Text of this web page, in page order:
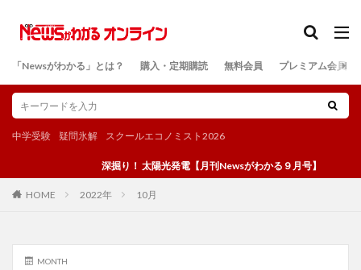
「Newsがわかる」とは？ 購入・定期購読 無料会員 プレミアム会員
中学受験 疑問氷解 スクールエコノミスト2026
深掘り！ 太陽光発電【月刊Newsがわかる９月号】
HOME 2022年 10月
MONTH
検索